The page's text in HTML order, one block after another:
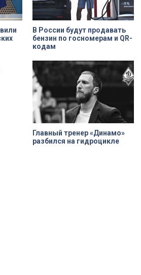
В России будут продавать
бензин по госномерам и QR-
кодам
Главный тренер «Динамо»
разбился на гидроцикле